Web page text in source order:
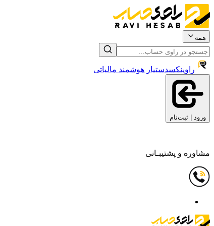
همه
راوینکسدستیار هوشمند مالیاتی
ورود | ثبت‌نام
مشاوره و پشتیبـانی